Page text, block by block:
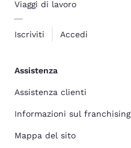
Viaggi di lavoro
Iscriviti Accedi
Assistenza
Assistenza clienti
Informazioni sul franchising
Mappa del sito